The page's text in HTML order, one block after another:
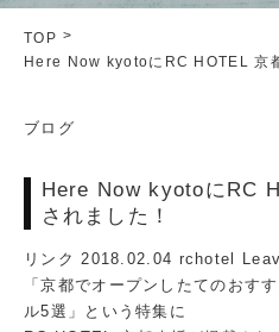
TOP
Here Now kyotoにRC HOTEL 京
ブログ
Here Now kyotoにRC
されました！
リンク 2018.02.04 rchotel
「京都でオープンしたてのおす
ル5選」という特集に